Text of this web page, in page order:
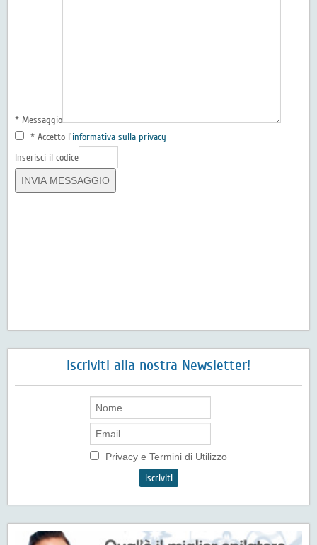
* Messaggio
* Accetto l'informativa sulla privacy
Inserisci il codice
Iscriviti alla nostra Newsletter!
Privacy e Termini di Utilizzo